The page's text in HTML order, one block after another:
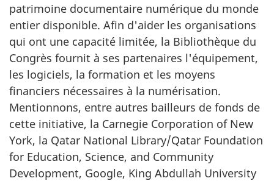
patrimoine documentaire numérique du monde
entier disponible. Afin d'aider les organisations
qui ont une capacité limitée, la Bibliothèque du
Congrès fournit à ses partenaires l'équipement,
les logiciels, la formation et les moyens
financiers nécessaires à la numérisation.
Mentionnons, entre autres bailleurs de fonds de
cette initiative, la Carnegie Corporation of New
York, la Qatar National Library/Qatar Foundation
for Education, Science, and Community
Development, Google, King Abdullah University